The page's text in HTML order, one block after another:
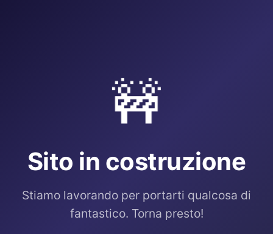
🚧
Sito in costruzione
Stiamo lavorando per portarti qualcosa di
fantastico. Torna presto!